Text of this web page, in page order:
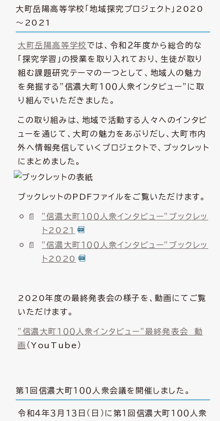
大町岳陽高等学校「地域探究プロジェクト」2020
～2021
大町岳陽高等学校では、令和２年度から総合的な
「探究学習」の授業を取り入れており、生徒が取り
組む課題研究テーマの一つとして、地域人の魅力
を発掘する”信濃大町１００人衆インタビュー”に取
り組んでいただきました。
この取り組みは、地域で活動する人々へのインタビ
ューを通じて、大町の魅力をあぶりだし、大町市内
外へ情報発信していくプロジェクトで、ブックレット
にまとめました。
ブックレットのPDFファイルをご覧いただけます。
”信濃大町１００人衆インタビュー”ブックレッ
ト2021
”信濃大町１００人衆インタビュー”ブックレッ
ト2020
2020年度の最終発表会の様子を、動画にてご覧
いただけます。
”信濃大町１００人衆インタビュー”最終発表会 動
画 （YouTube）
第１回信濃大町１００人衆会議を開催しました。
令和４年３月１３日（日）に第１回信濃大町１００人衆